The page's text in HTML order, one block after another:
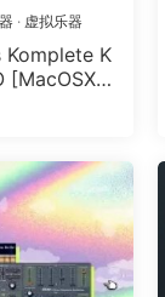
· 虚拟乐器
K
[MacOSX]